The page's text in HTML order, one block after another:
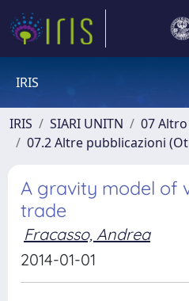
IRIS
IRIS SIARI UNITN
07
07.2 Altre pubblicazioni
A gravity model of
trade
Fracasso, Andrea
2014-01-01